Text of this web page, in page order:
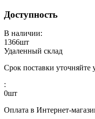
Доступность
В наличии:
1366шт
Удаленный склад
Срок поставки уточняйте
:
0шт
Оплата в Интернет-